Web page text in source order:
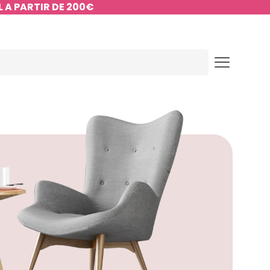
A PARTIR DE 200€